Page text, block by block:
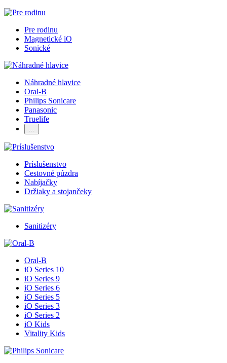
Pre rodinu
Magnetické iO
Sonické
Náhradné hlavice
Oral-B
Philips Sonicare
Panasonic
Truelife
…
Príslušenstvo
Cestovné púzdra
Nabíjačky
Držiaky a stojančeky
Sanitizéry
Oral-B
iO Series 10
iO Series 9
iO Series 6
iO Series 5
iO Series 3
iO Series 2
iO Kids
Vitality Kids